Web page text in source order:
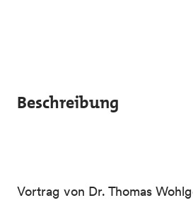
Beschreibung
Vortrag von Dr. Thomas